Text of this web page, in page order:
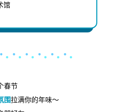
馆
春节
围拉满你的年味～